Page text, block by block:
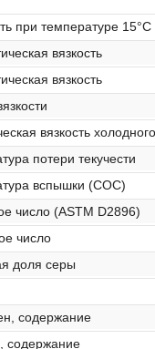
при температуре 15°C
вязкость
вязкость
вязкость
потери текучести
вспышки (СОС)
число (ASTM D2896)
число
доля серы
содержание
содержание